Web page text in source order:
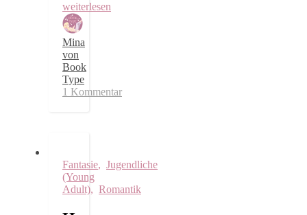
weiterlesen
Mina
von
Book
Type
1 Kommentar
Fantasie, Jugendliche
(Young
Adult), Romantik